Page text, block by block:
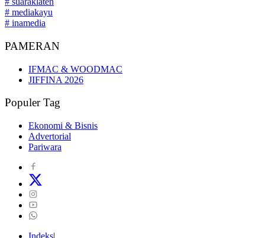
# mediakayu
# inamedia
PAMERAN
IFMAC & WOODMAC
JIFFINA 2026
Populer Tag
Ekonomi & Bisnis
Advertorial
Pariwara
Indeks